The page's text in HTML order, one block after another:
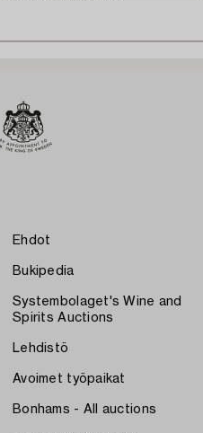
Ehdot
Bukipedia
Systembolaget's Wine and
Spirits Auctions
Lehdistö
Avoimet työpaikat
Bonhams - All auctions